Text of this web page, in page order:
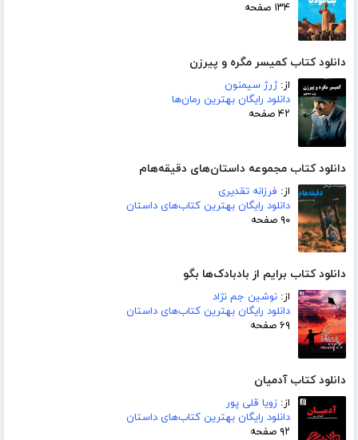
۱۳۴ صفحه
دانلود کتاب کمیسر مگره و پیرزن
از:ژرژ سیمنون
دانلود رایگان بهترین رمان‌ها
۴۲ صفحه
دانلود کتاب مجموعه داستان‌های دقیقه‌هام
از: فرزانه تقدیری
دانلود رایگان بهترین کتاب‌های داستان
۹۰ صفحه
دانلود کتاب برایم از بادبادک‌ها بگو
از: نوشین جم نژاد
دانلود رایگان بهترین کتاب‌های داستان
۶۹ صفحه
دانلود کتاب آدمیان
از: زویا قلی پور
دانلود رایگان بهترین کتاب‌های داستان
۹۲ صفحه